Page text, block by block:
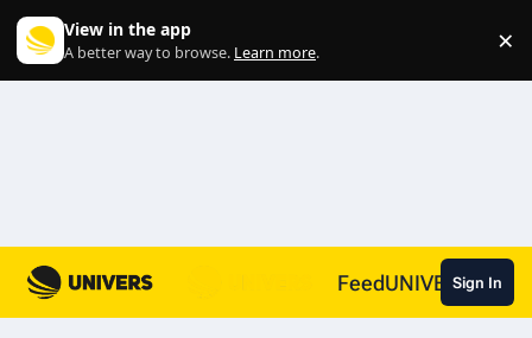
View in the app
A better way to browse. Learn more. ×
FeedUNIVERSSign In